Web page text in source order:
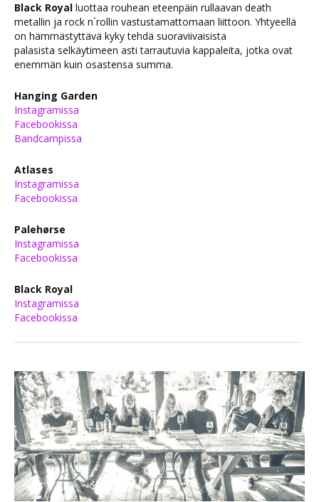
Black Royal luottaa rouhean eteenpäin rullaavan death
metallin ja rock n´rollin vastustamattomaan liittoon. Yhtyeellä
on hämmästyttävä kyky tehdä suoraviivaisista
palasista selkäytimeen asti tarrautuvia kappaleita, jotka ovat
enemmän kuin osastensa summa.
Hanging Garden
Instagramissa
Facebookissa
Bandcampissa
Atlases
Instagramissa
Facebookissa
Palehørse
Instagramissa
Facebookissa
Black Royal
Instagramissa
Facebookissa